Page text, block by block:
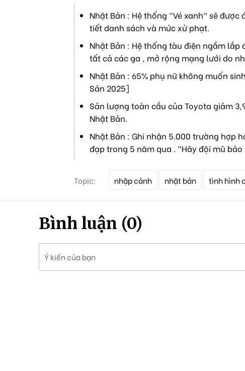
Nhật Bản : Hệ thống "Vé xanh" sẽ
tiết danh sách và mức xử phạt.
Nhật Bản : Hệ thống tàu điện ngầm
tất cả các ga , mở rộng mạng lưới do
Nhật Bản : 65% phụ nữ không muốn
Sản 2025]
Sản lượng toàn cầu của Toyota giảm
Nhật Bản.
Nhật Bản : Ghi nhận 5.000 trường hợp
đạp trong 5 năm qua . "Hãy đội mũ bảo
Topic:
a
nhập cảnh nhật bản tình hình
Bình luận (0)
Ý kiến của bạn